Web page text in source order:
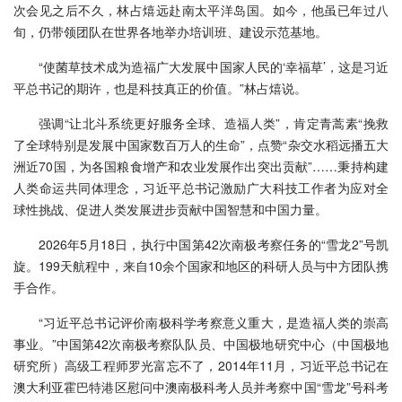
次会见之后不久，林占熺远赴南太平洋岛国。如今，他虽已年过八
旬，仍带领团队在世界各地举办培训班、建设示范基地。
“使菌草技术成为造福广大发展中国家人民的‘幸福草’，这是习近
平总书记的期许，也是科技真正的价值。”林占熺说。
强调“让北斗系统更好服务全球、造福人类”，肯定青蒿素“挽救
了全球特别是发展中国家数百万人的生命”，点赞“杂交水稻远播五大
洲近70国，为各国粮食增产和农业发展作出突出贡献”……秉持构建
人类命运共同体理念，习近平总书记激励广大科技工作者为应对全
球性挑战、促进人类发展进步贡献中国智慧和中国力量。
2026年5月18日，执行中国第42次南极考察任务的“雪龙2”号凯
旋。199天航程中，来自10余个国家和地区的科研人员与中方团队携
手合作。
“习近平总书记评价南极科学考察意义重大，是造福人类的崇高
事业。”中国第42次南极考察队队员、中国极地研究中心（中国极地
研究所）高级工程师罗光富忘不了，2014年11月，习近平总书记在
澳大利亚霍巴特港区慰问中澳南极科考人员并考察中国“雪龙”号科考